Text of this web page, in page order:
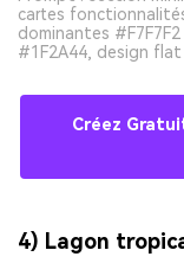
cartes
dominantes
#1F2A44, design
Créez
4) Lagon